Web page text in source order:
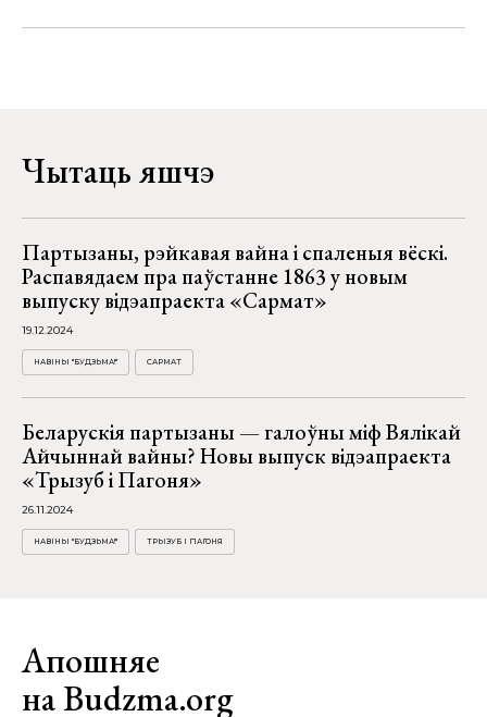
Чытаць яшчэ
Партызаны, рэйкавая вайна і спаленыя вёскі.
Распавядаем пра паўстанне 1863 у новым
выпуску відэапраекта «Сармат»
19.12.2024
НАВІНЫ "БУДЗЬМА!" САРМАТ
Беларускія партызаны — галоўны міф Вялікай
Айчыннай вайны? Новы выпуск відэапраекта
«Трызуб і Пагоня»
26.11.2024
НАВІНЫ "БУДЗЬМА!" ТРЫЗУБ І ПАГОНЯ
Апошняе
на Budzma.org